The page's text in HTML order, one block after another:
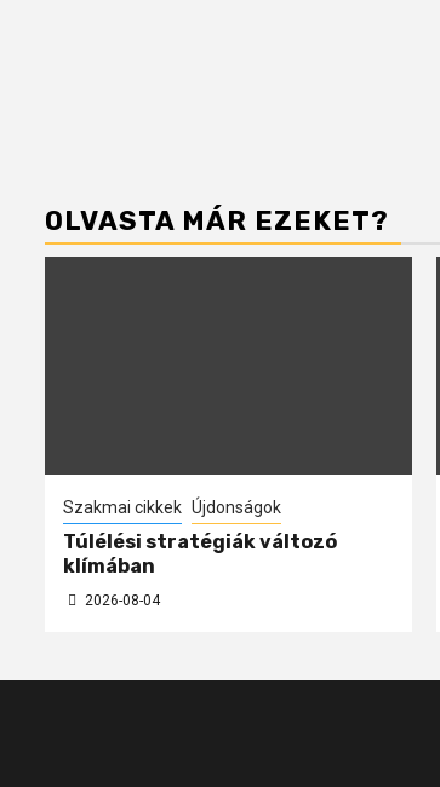
OLVASTA MÁR EZEKET?
Szakmai cikkek Újdonságok
Túlélési stratégiák változó
klímában
2026-08-04